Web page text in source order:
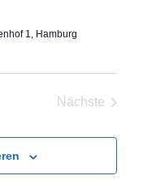
1, Hamburg
Nächste